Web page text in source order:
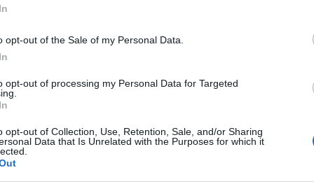
opt-out of the Sale of my Personal Data.
opt-out of processing my Personal Data for Targeted
opt-out of Collection, Use, Retention, Sale, and/or Sharing
Data that Is Unrelated with the Purposes for which it
BOSNA I HERCEGOVINA